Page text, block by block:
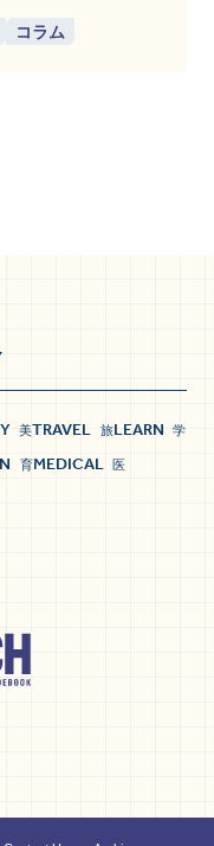
コラム
美TRAVEL 旅LEARN 学
育MEDICAL 医